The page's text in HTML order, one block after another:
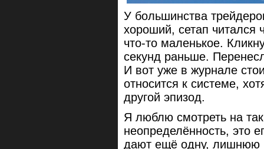
У большинства
хороший, сетап читался
что-то маленькое.
секунд раньше.
И вот уже в журнале
относится к системе,
другой эпизод.
Я люблю смотреть на
неопределённость, это
дают ещё одну, лишнюю